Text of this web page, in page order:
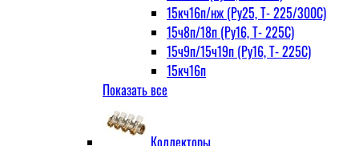
15кч16п/нж (Ру25, Т- 225/300С)
15ч8п/18п (Ру16, Т- 225С)
15ч9п/15ч19п (Ру16, Т- 225С)
15кч16п
Показать все
Коллекторы